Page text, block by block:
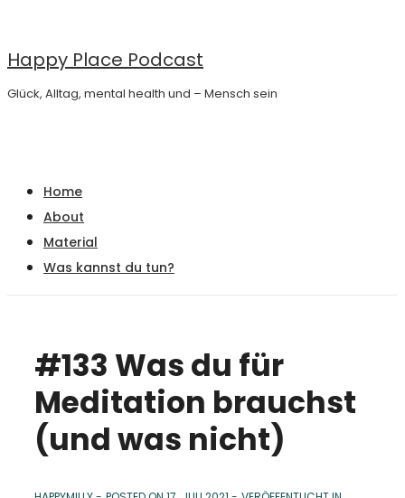
Inhalt
Happy Place Podcast
Glück, Alltag, mental health und – Mensch sein
Navigation
Home
About
Material
Was kannst du tun?
#133 Was du für
Meditation brauchst
(und was nicht)